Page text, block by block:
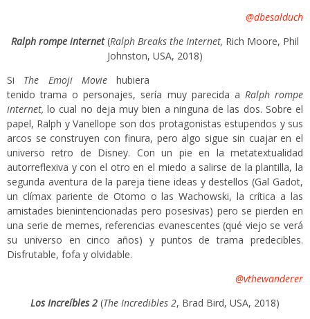
@dbesalduch
Ralph rompe internet (Ralph Breaks the Internet, Rich Moore, Phil
Johnston, USA, 2018)
Si The Emoji Movie hubiera
tenido trama o personajes, sería muy parecida a Ralph rompe
internet,lo cual no deja muy bien a ninguna de las dos. Sobre el
papel, Ralph y Vanellope son dos protagonistas estupendos y sus
arcos se construyen con finura, pero algo sigue sin cuajar en el
universo retro de Disney. Con un pie en la metatextualidad
autorreflexiva y con el otro en el miedo a salirse de la plantilla, la
segunda aventura de la pareja tiene ideas y destellos (Gal Gadot,
un clímax pariente de Otomo o las Wachowski, la crítica a las
amistades bienintencionadas pero posesivas) pero se pierden en
una serie de memes, referencias evanescentes (qué viejo se verá
su universo en cinco años) y puntos de trama predecibles.
Disfrutable, fofa y olvidable.
@vthewanderer
Los Increíbles 2 (The Incredibles 2, Brad Bird, USA, 2018)